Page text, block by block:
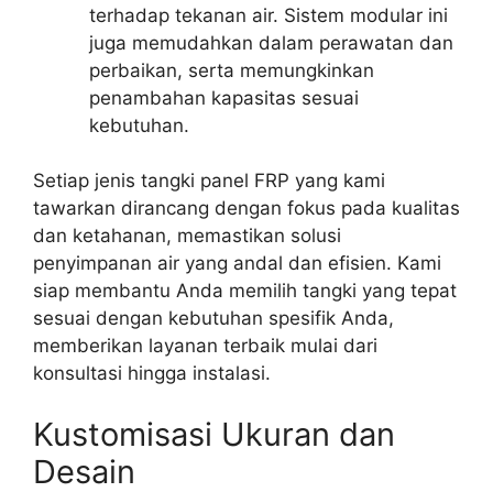
terhadap tekanan air. Sistem modular ini
juga memudahkan dalam perawatan dan
perbaikan, serta memungkinkan
penambahan kapasitas sesuai
kebutuhan.
Setiap jenis tangki panel FRP yang kami
tawarkan dirancang dengan fokus pada kualitas
dan ketahanan, memastikan solusi
penyimpanan air yang andal dan efisien. Kami
siap membantu Anda memilih tangki yang tepat
sesuai dengan kebutuhan spesifik Anda,
memberikan layanan terbaik mulai dari
konsultasi hingga instalasi.
Kustomisasi Ukuran dan
Desain